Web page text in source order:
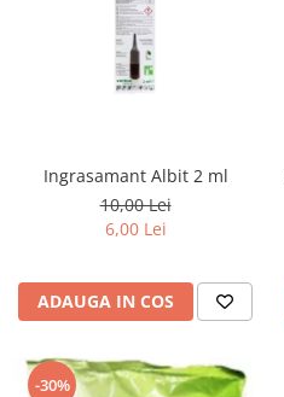
Ingrasamant Albit 2 ml
10,00 Lei
6,00 Lei
ADAUGA IN COS
-30%